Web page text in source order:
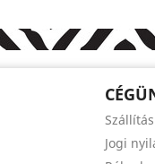
Szállítás
Jogi